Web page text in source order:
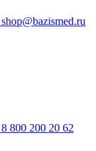
shop@bazismed.ru
8 800 200 20 62